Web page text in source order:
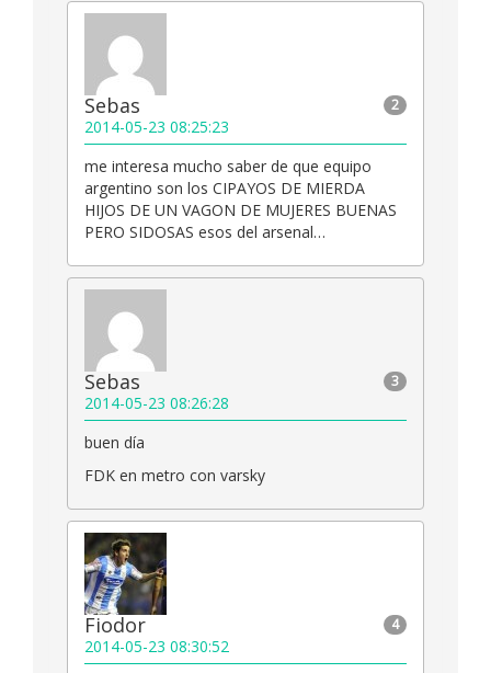
2
Sebas
2014-05-23 08:25:23
me interesa mucho saber de que equipo
argentino son los CIPAYOS DE MIERDA
HIJOS DE UN VAGON DE MUJERES BUENAS
PERO SIDOSAS esos del arsenal…
3
Sebas
2014-05-23 08:26:28
buen día
FDK en metro con varsky
4
Fiodor
2014-05-23 08:30:52